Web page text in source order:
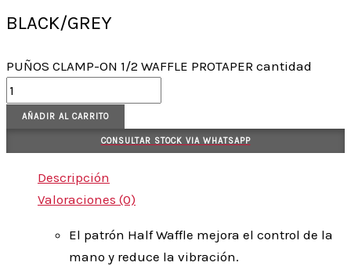
BLACK/GREY
PUÑOS CLAMP-ON 1/2 WAFFLE PROTAPER cantidad
AÑADIR AL CARRITO
CONSULTAR STOCK VIA WHATSAPP
Descripción
Valoraciones (0)
El patrón Half Waffle mejora el control de la
mano y reduce la vibración.